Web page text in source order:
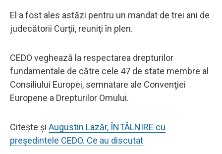
El a fost ales astăzi pentru un mandat de trei ani de
judecătorii Curţii, reuniţi în plen.
CEDO veghează la respectarea drepturilor
fundamentale de către cele 47 de state membre al
Consiliului Europei, semnatare ale Convenţiei
Europene a Drepturilor Omului.
Citește și Augustin Lazăr, ÎNTÂLNIRE cu
președintele CEDO. Ce au discutat